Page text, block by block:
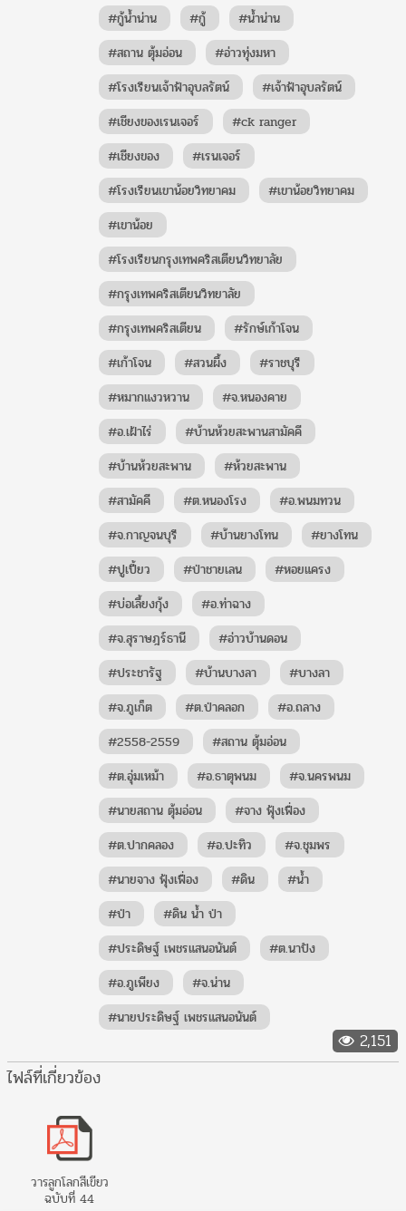
#กู้น้ำน่าน
#กู้
#น้ำน่าน
#สถาน ตุ้มอ่อน
#อ่าวทุ่งมหา
#โรงเรียนเจ้าฟ้าอุบลรัตน์
#เจ้าฟ้าอุบลรัตน์
#เชียงของเรนเจอร์
#ck ranger
#เชียงของ
#เรนเจอร์
#โรงเรียนเขาน้อยวิทยาคม
#เขาน้อยวิทยาคม
#เขาน้อย
#โรงเรียนกรุงเทพคริสเตียนวิทยาลัย
#กรุงเทพคริสเตียนวิทยาลัย
#กรุงเทพคริสเตียน
#รักษ์เก้าโจน
#เก้าโจน
#สวนผึ้ง
#ราชบุรี
#หมากแงวหวาน
#จ.หนองคาย
#อ.เฝ้าไร่
#บ้านห้วยสะพานสามัคคี
#บ้านห้วยสะพาน
#ห้วยสะพาน
#สามัคคี
#ต.หนองโรง
#อ.พนมทวน
#จ.กาญจนบุรี
#บ้านยางโทน
#ยางโทน
#ปูเปี้ยว
#ป่าชายเลน
#หอยแครง
#บ่อเลี้ยงกุ้ง
#อ.ท่าฉาง
#จ.สุราษฎร์ธานี
#อ่าวบ้านดอน
#ประชารัฐ
#บ้านบางลา
#บางลา
#จ.ภูเก็ต
#ต.ป่าคลอก
#อ.ถลาง
#2558-2559
#สถาน ตุ้มอ่อน
#ต.อุ่มเหม้า
#อ.ธาตุพนม
#จ.นครพนม
#นายสถาน ตุ้มอ่อน
#จาง ฟุ้งเฟื่อง
#ต.ปากคลอง
#อ.ปะทิว
#จ.ชุมพร
#นายจาง ฟุ้งเฟื่อง
#ดิน
#น้ำ
#ป่า
#ดิน น้ำ ป่า
#ประดิษฐ์ เพชรแสนอนันต์
#ต.นาปัง
#อ.ภูเพียง
#จ.น่าน
#นายประดิษฐ์ เพชรแสนอนันต์
2,151
ไฟล์ที่เกี่ยวข้อง
วารลูกโลกสีเขียว
ฉบับที่ 44